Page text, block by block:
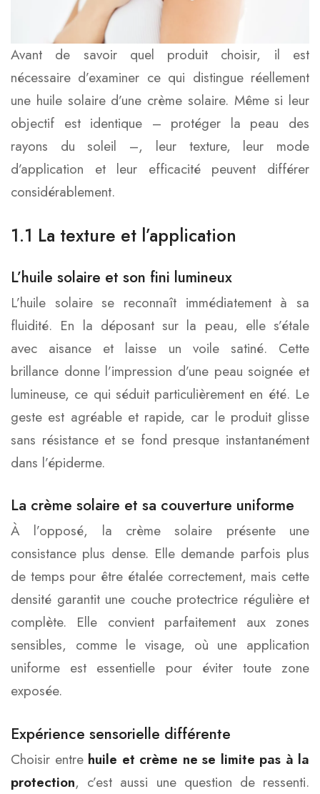
Avant de savoir quel produit choisir, il est
nécessaire d’examiner ce qui distingue réellement
une huile solaire d’une crème solaire. Même si leur
objectif est identique – protéger la peau des
rayons du soleil –, leur texture, leur mode
d’application et leur efficacité peuvent différer
considérablement.
1.1 La texture et l’application
L’huile solaire et son fini lumineux
L’huile solaire se reconnaît immédiatement à sa
fluidité. En la déposant sur la peau, elle s’étale
avec aisance et laisse un voile satiné. Cette
brillance donne l’impression d’une peau soignée et
lumineuse, ce qui séduit particulièrement en été. Le
geste est agréable et rapide, car le produit glisse
sans résistance et se fond presque instantanément
dans l’épiderme.
La crème solaire et sa couverture uniforme
À l’opposé, la crème solaire présente une
consistance plus dense. Elle demande parfois plus
de temps pour être étalée correctement, mais cette
densité garantit une couche protectrice régulière et
complète. Elle convient parfaitement aux zones
sensibles, comme le visage, où une application
uniforme est essentielle pour éviter toute zone
exposée.
Expérience sensorielle différente
Choisir entre huile et crème ne se limite pas à la
protection, c’est aussi une question de ressenti.